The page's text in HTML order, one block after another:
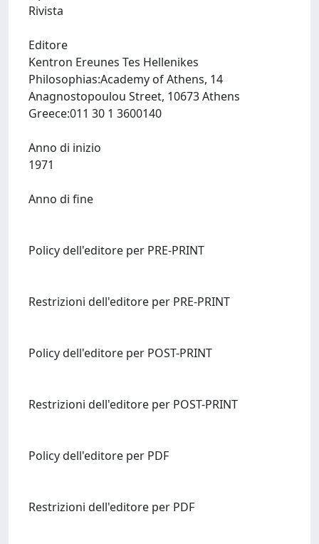
Rivista
Editore
Kentron Ereunes Tes Hellenikes
Philosophias:Academy of Athens, 14
Anagnostopoulou Street, 10673 Athens
Anno di inizio
Anno di fine
Policy dell'editore per PRE-PRINT
Restrizioni dell'editore per PRE-PRINT
Policy dell'editore per POST-PRINT
Restrizioni dell'editore per POST-PRINT
Policy dell'editore per PDF
Restrizioni dell'editore per PDF